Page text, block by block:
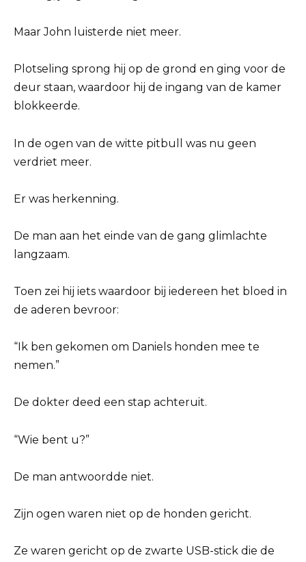
Maar John luisterde niet meer.
Plotseling sprong hij op de grond en ging voor de
deur staan, waardoor hij de ingang van de kamer
blokkeerde.
In de ogen van de witte pitbull was nu geen
verdriet meer.
Er was herkenning.
De man aan het einde van de gang glimlachte
langzaam.
Toen zei hij iets waardoor bij iedereen het bloed in
de aderen bevroor:
“Ik ben gekomen om Daniels honden mee te
nemen.”
De dokter deed een stap achteruit.
“Wie bent u?”
De man antwoordde niet.
Zijn ogen waren niet op de honden gericht.
Ze waren gericht op de zwarte USB-stick die de